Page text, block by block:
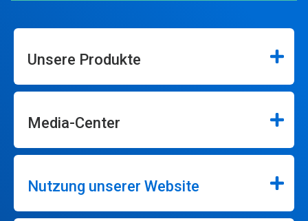
Unsere Produkte
Media-Center
Nutzung unserer Website